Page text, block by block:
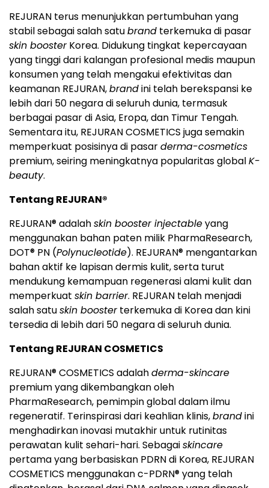
REJURAN terus menunjukkan pertumbuhan yang
stabil sebagai salah satubrand terkemuka di pasar
skin boosterKorea. Didukung tingkat kepercayaan
yang tinggi dari kalangan profesional medis maupun
konsumen yang telah mengakui efektivitas dan
keamanan REJURAN,brandini telah berekspansi ke
lebih dari 50 negara di seluruh dunia, termasuk
berbagai pasar di Asia, Eropa, dan Timur Tengah.
Sementara itu, REJURAN COSMETICS juga semakin
memperkuat posisinya di pasarderma-cosmetics
premium, seiring meningkatnya popularitas globalK-
beauty.
Tentang REJURAN®
REJURAN® adalahskin booster injectableyang
menggunakan bahan paten milik PharmaResearch,
DOT® PN (Polynucleotide). REJURAN® mengantarkan
bahan aktif ke lapisan dermis kulit, serta turut
mendukung kemampuan regenerasi alami kulit dan
memperkuat skin barrier. REJURAN telah menjadi
salah satuskin boosterterkemuka di Korea dan kini
tersedia di lebih dari 50 negara di seluruh dunia.
Tentang REJURAN COSMETICS
REJURAN® COSMETICS adalahderma-skincare
premium yang dikembangkan oleh
PharmaResearch, pemimpin global dalam ilmu
regeneratif. Terinspirasi dari keahlian klinis,brandini
menghadirkan inovasi mutakhir untuk rutinitas
perawatan kulit sehari-hari. Sebagaiskincare
pertama yang berbasiskan PDRN di Korea, REJURAN
COSMETICS menggunakan c-PDRN® yang telah